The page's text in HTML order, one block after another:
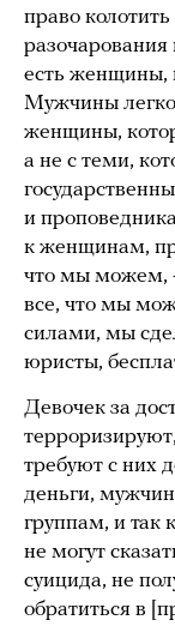
право
разочарования
есть женщины,
Мужчины
женщины,
а не с теми,
и
к женщинам,
что мы можем,
все, что мы
силами, мы
юристы,
Девочек за
требуют с них
деньги,
группам, и так
не могут
суицида, не
обратиться в